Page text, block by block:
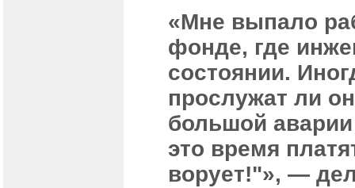
«Мне выпало
фонде, где
состоянии.
прослужат ли
большой
это время
ворует!"», —